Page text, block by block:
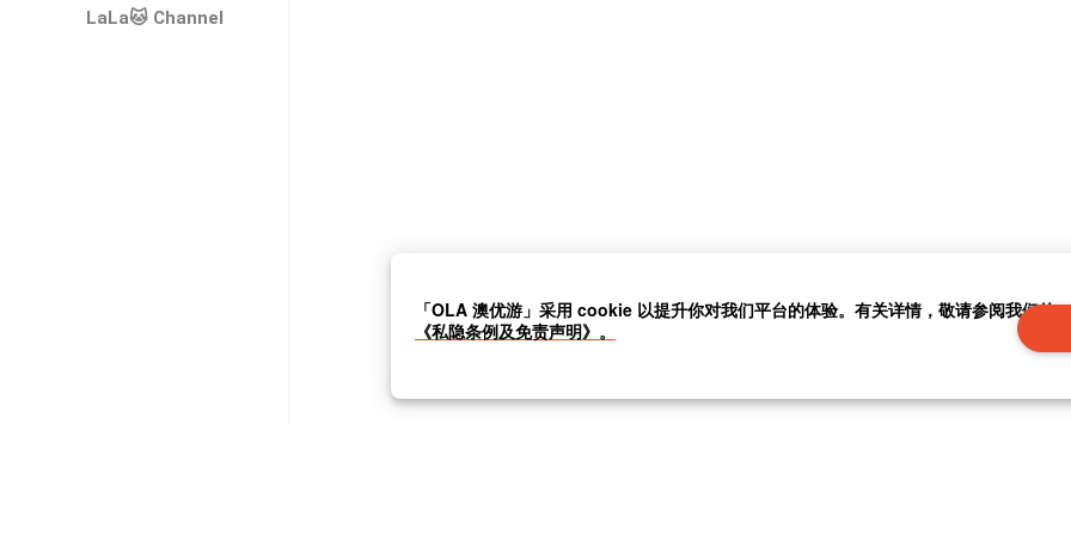
LaLa🐱 Channel
「OLA 澳优游」采用 cookie 以提升你对我们平台的体验。有关详情，敬请参阅我们的
《私隐条例及免责声明》。